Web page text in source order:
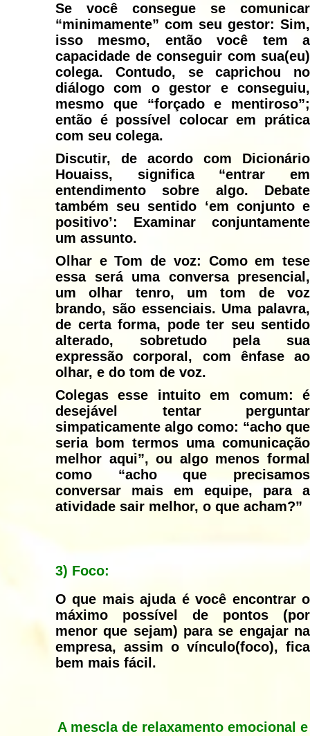
Se você consegue se comunicar
“minimamente” com seu gestor: Sim,
isso mesmo, então você tem a
capacidade de conseguir com sua(eu)
colega. Contudo, se caprichou no
diálogo com o gestor e conseguiu,
mesmo que “forçado e mentiroso”;
então é possível colocar em prática
com seu colega.
Discutir, de acordo com Dicionário
Houaiss, significa “entrar em
entendimento sobre algo. Debate
também seu sentido ‘em conjunto e
positivo’: Examinar conjuntamente
um assunto.
Olhar e Tom de voz: Como em tese
essa será uma conversa presencial,
um olhar tenro, um tom de voz
brando, são essenciais. Uma palavra,
de certa forma, pode ter seu sentido
alterado, sobretudo pela sua
expressão corporal, com ênfase ao
olhar, e do tom de voz.
Colegas esse intuito em comum: é
desejável tentar perguntar
simpaticamente algo como: “acho que
seria bom termos uma comunicação
melhor aqui”, ou algo menos formal
como “acho que precisamos
conversar mais em equipe, para a
atividade sair melhor, o que acham?”
3) Foco:
O que mais ajuda é você encontrar o
máximo possível de pontos (por
menor que sejam) para se engajar na
empresa, assim o vínculo(foco), fica
bem mais fácil.
A mescla de relaxamento emocional e